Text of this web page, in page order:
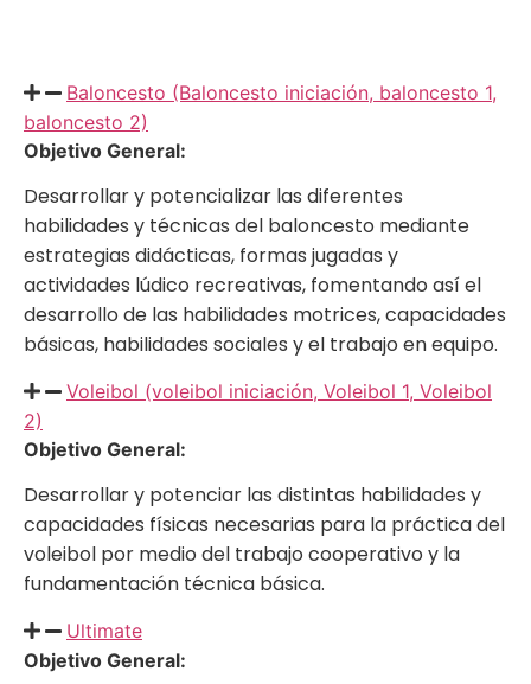
Baloncesto (Baloncesto iniciación, baloncesto 1,
baloncesto 2)
Objetivo General:
Desarrollar y potencializar las diferentes
habilidades y técnicas del baloncesto mediante
estrategias didácticas, formas jugadas y
actividades lúdico recreativas, fomentando así el
desarrollo de las habilidades motrices, capacidades
básicas, habilidades sociales y el trabajo en equipo.
Voleibol (voleibol iniciación, Voleibol 1, Voleibol
2)
Objetivo General:
Desarrollar y potenciar las distintas habilidades y
capacidades físicas necesarias para la práctica del
voleibol por medio del trabajo cooperativo y la
fundamentación técnica básica.
Ultimate
Objetivo General: